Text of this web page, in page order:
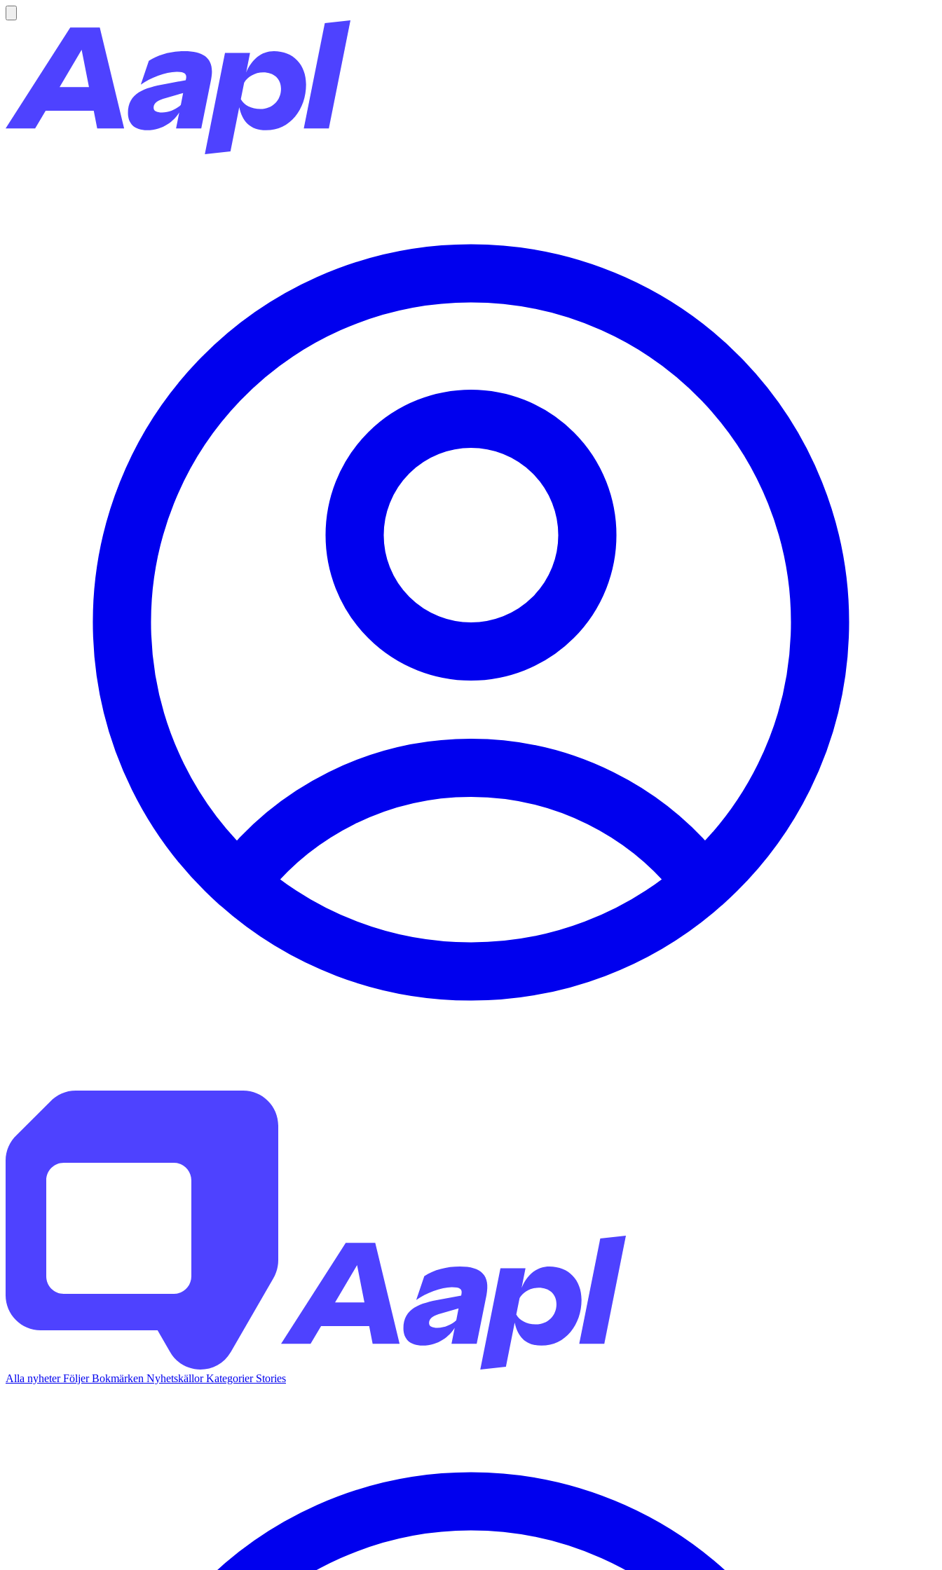
Alla nyheterFöljerBokmärken NyhetskällorKategorier Stories